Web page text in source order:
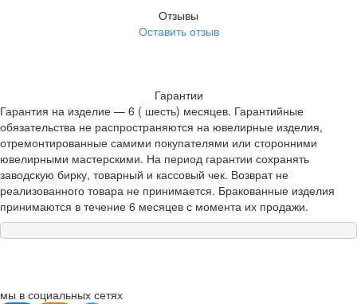
Отзывы
Оставить отзыв
Гарантии
Гарантия на изделие — 6 ( шесть) месяцев. Гарантийные
обязательства не распространяются на ювелирные изделия,
отремонтированные самими покупателями или сторонними
ювелирными мастерскими. На период гарантии сохранять
заводскую бирку, товарный и кассовый чек. Возврат не
реализованного товара не принимается. Бракованные изделия
принимаются в течение 6 месяцев с момента их продажи.
мы в социальных сетях